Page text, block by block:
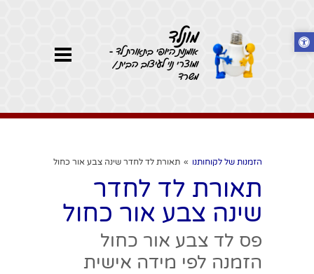
מונלד
אומנות היופי בתאורת לד -
ומוצרי נוי לעיצוב הבית /
משרד
הזמנות של לקוחותנו » תאורת לד לחדר שינה צבע אור כחול
תאורת לד לחדר
שינה צבע אור כחול
פס לד צבע אור כחול
הזמנה לפי מידה אישית